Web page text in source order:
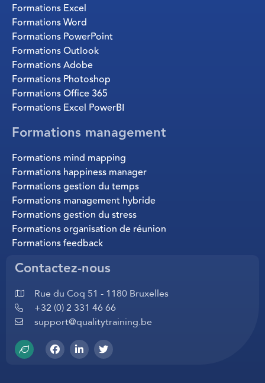
Formations Excel
Formations Word
Formations PowerPoint
Formations Outlook
Formations Adobe
Formations Photoshop
Formations Office 365
Formations Excel PowerBI
Formations management
Formations mind mapping
Formations happiness manager
Formations gestion du temps
Formations management hybride
Formations gestion du stress
Formations organisation de réunion
Formations feedback
Contactez-nous
Rue du Coq 51 - 1180 Bruxelles
+32 (0) 2 331 46 66
support@qualitytraining.be